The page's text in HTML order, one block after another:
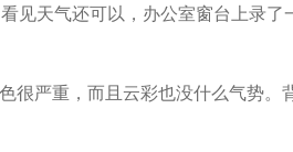
天气还可以，办公室窗台上录了
严重，而且云彩也没什么气势。